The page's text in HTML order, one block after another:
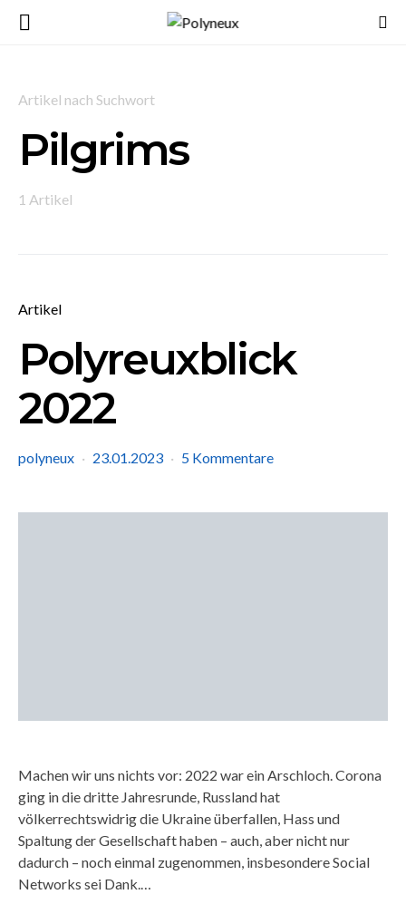
Artikel nach Suchwort
Pilgrims
1 Artikel
Artikel
Polyreuxblick
2022
polyneux 23.01.2023 5 Kommentare
Machen wir uns nichts vor: 2022 war ein Arschloch. Corona
ging in die dritte Jahresrunde, Russland hat
völkerrechtswidrig die Ukraine überfallen, Hass und
Spaltung der Gesellschaft haben – auch, aber nicht nur
dadurch – noch einmal zugenommen, insbesondere Social
Networks sei Dank.…